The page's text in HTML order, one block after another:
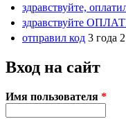
здравствуйте,
здравствуйте
отправил код 3 года
Вход на сайт
Имя пользователя *